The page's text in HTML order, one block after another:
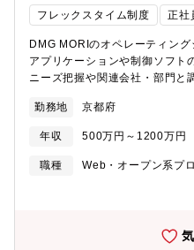
27,000円/年を補助)
HTML, Javascript, Python,
ン：Office365商品（
Outlook）【募集背景】■オム
人々が安心・安全で快適に生活
ェア技術でソーシャルニーズを
クラウドや生成AIなどの先進技
ングループ内外のさまざまな業
拡大しており、この重要な役割
題の一つである「デジタル化
ざまな事業を通じて、オムロン
います。■その中でも、コア技
フレックスタイム制度 正社
DMG MORIのオペレーティン
アプリケーションや制御ソフト
ニーズ把握や関連会社・部門と
の魅力】工作機械は「機械を作
われ、製造業を根幹から支える
産年齢人口の減少により、製造
ど人材不足が課題となる中、お
属先情報】機能ごとに5～10名
に応じたグループに配属されま
勤務地 京都府
年収 500万円～1200万円
職種
Web・オープン系プ